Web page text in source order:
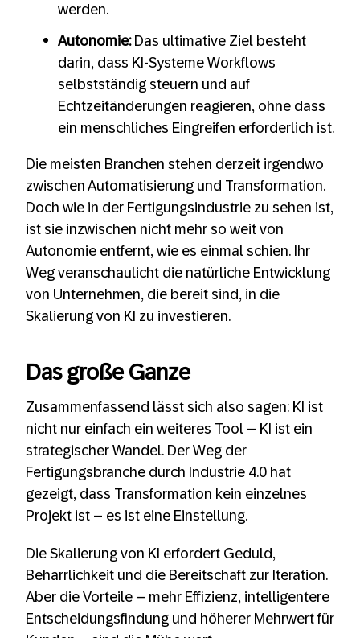
werden.
Autonomie:Das ultimative Ziel besteht
darin, dass KI-Systeme Workflows
selbstständig steuern und auf
Echtzeitänderungen reagieren, ohne dass
ein menschliches Eingreifen erforderlich ist.
Die meisten Branchen stehen derzeit irgendwo
zwischen Automatisierung und Transformation.
Doch wie in der Fertigungsindustrie zu sehen ist,
ist sie inzwischen nicht mehr so weit von
Autonomie entfernt, wie es einmal schien. Ihr
Weg veranschaulicht die natürliche Entwicklung
von Unternehmen, die bereit sind, in die
Skalierung von KI zu investieren.
Das große Ganze
Zusammenfassend lässt sich also sagen: KI ist
nicht nur einfach ein weiteres Tool – KI ist ein
strategischer Wandel. Der Weg der
Fertigungsbranche durch Industrie 4.0 hat
gezeigt, dass Transformation kein einzelnes
Projekt ist – es ist eine Einstellung.
Die Skalierung von KI erfordert Geduld,
Beharrlichkeit und die Bereitschaft zur Iteration.
Aber die Vorteile – mehr Effizienz, intelligentere
Entscheidungsfindung und höherer Mehrwert für